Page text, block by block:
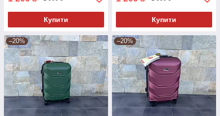
Купити Купити
–20% –20%